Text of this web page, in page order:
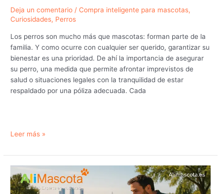
Deja un comentario / Compra inteligente para mascotas,
Curiosidades, Perros
Los perros son mucho más que mascotas: forman parte de la
familia. Y como ocurre con cualquier ser querido, garantizar su
bienestar es una prioridad. De ahí la importancia de asegurar
su perro, una medida que permite afrontar imprevistos de
salud o situaciones legales con la tranquilidad de estar
respaldado por una póliza adecuada. Cada
Seguros
perros:
una
inversión
inteligente
Leer más »